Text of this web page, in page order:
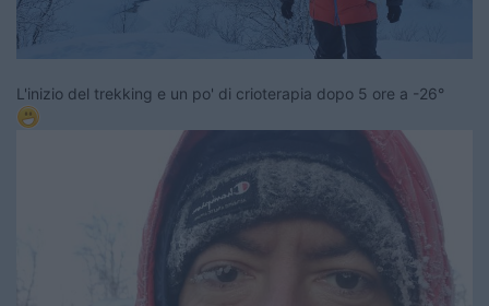
L'inizio del trekking e un po' di crioterapia dopo 5 ore a -26°